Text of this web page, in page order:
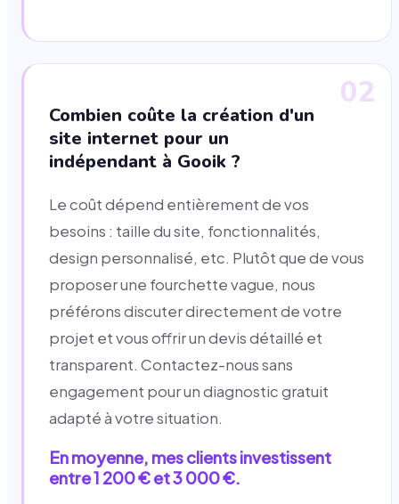
02
Combien coûte la création d'un
site internet pour un
indépendant à Gooik ?
Le coût dépend entièrement de vos
besoins : taille du site, fonctionnalités,
design personnalisé, etc. Plutôt que de vous
proposer une fourchette vague, nous
préférons discuter directement de votre
projet et vous offrir un devis détaillé et
transparent. Contactez-nous sans
engagement pour un diagnostic gratuit
adapté à votre situation.
En moyenne, mes clients investissent
entre 1 200 € et 3 000 €.